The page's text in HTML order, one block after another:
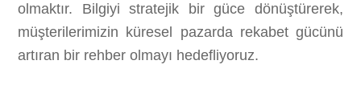
olmaktır. Bilgiyi stratejik bir güce dönüştürerek,
müşterilerimizin küresel pazarda rekabet gücünü
artıran bir rehber olmayı hedefliyoruz.